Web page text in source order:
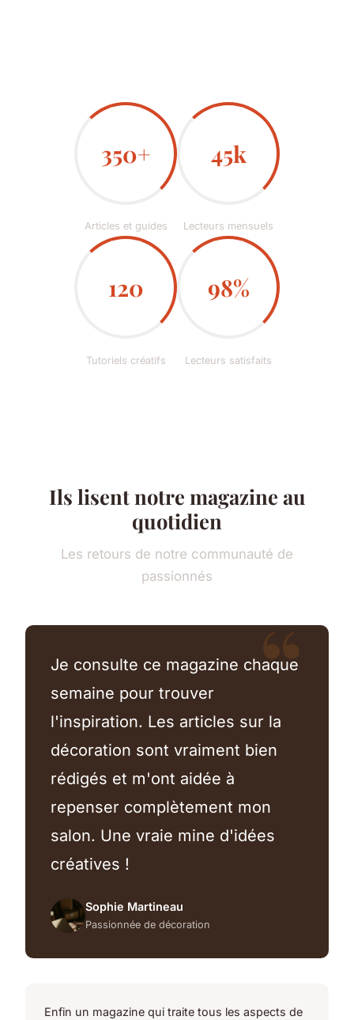
350+
Articles et guides
45k
Lecteurs mensuels
120
Tutoriels créatifs
98%
Lecteurs satisfaits
Ils lisent notre magazine au
quotidien
Les retours de notre communauté de
passionnés
Je consulte ce magazine chaque
semaine pour trouver
l'inspiration. Les articles sur la
décoration sont vraiment bien
rédigés et m'ont aidée à
repenser complètement mon
salon. Une vraie mine d'idées
créatives !
Sophie Martineau
Passionnée de décoration
Enfin un magazine qui traite tous les aspects de